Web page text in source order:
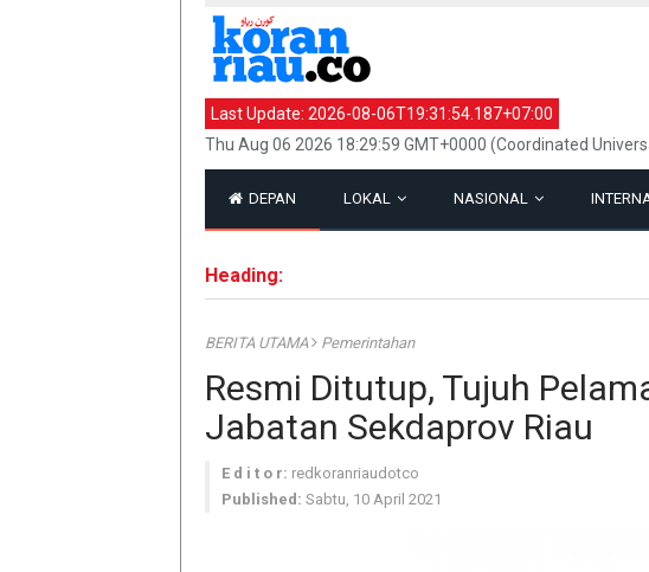
Last Update: 2026-08-06T19:31:54.187+07:00
Thu Aug 06 2026 18:29:59 GMT+0000 (Coordinated
DEPAN LOKAL NASIONAL
Heading:
BERITA UTAMA Pemerintahan
Resmi Ditutup, Tujuh
Jabatan Sekdaprov Riau
E d i t o r: redkoranriaudotco
Published: Sabtu, 10 April 2021